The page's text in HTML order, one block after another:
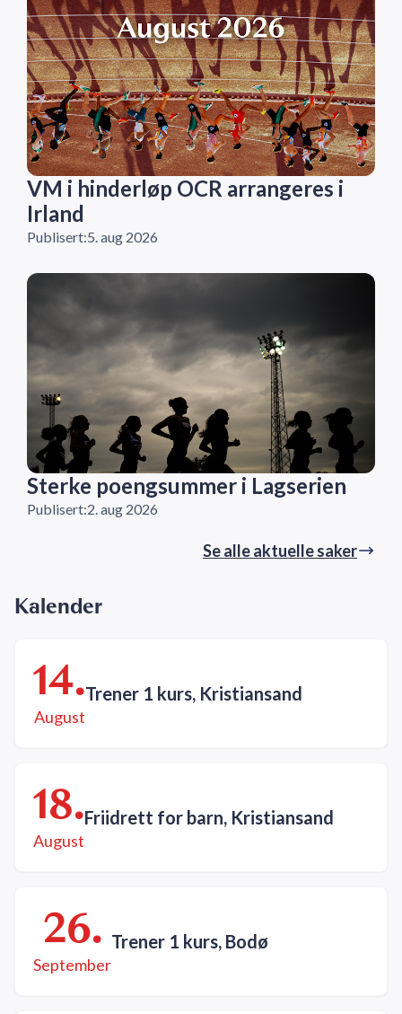
VM i hinderløp OCR arrangeres i
Irland
Publisert:5. aug 2026
Sterke poengsummer i Lagserien
Publisert:2. aug 2026
Se alle aktuelle saker
Kalender
14.
August
Trener 1 kurs, Kristiansand
18.
August
Friidrett for barn, Kristiansand
26.
September
Trener 1 kurs, Bodø